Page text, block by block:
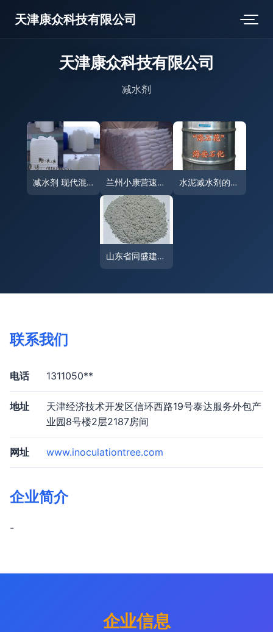
天津康众科技有限公司
天津康众科技有限公司
减水剂
减水剂 现代混凝土塑造的关键利器 兰州小康营速凝剂建材厂减水剂 品质塑造建筑新高度 水泥减水剂的供应与价值 为现代混凝土注入强劲动力
山东省同盛建材厂 专业缓凝减水剂批发供应，品质保障助力工程卓越
联系我们
电话 1311050**
地址
天津经济技术开发区信环西路19号泰达服务外包产
业园8号楼2层2187房间
网址 www.inoculationtree.com
企业简介
-
企业信息